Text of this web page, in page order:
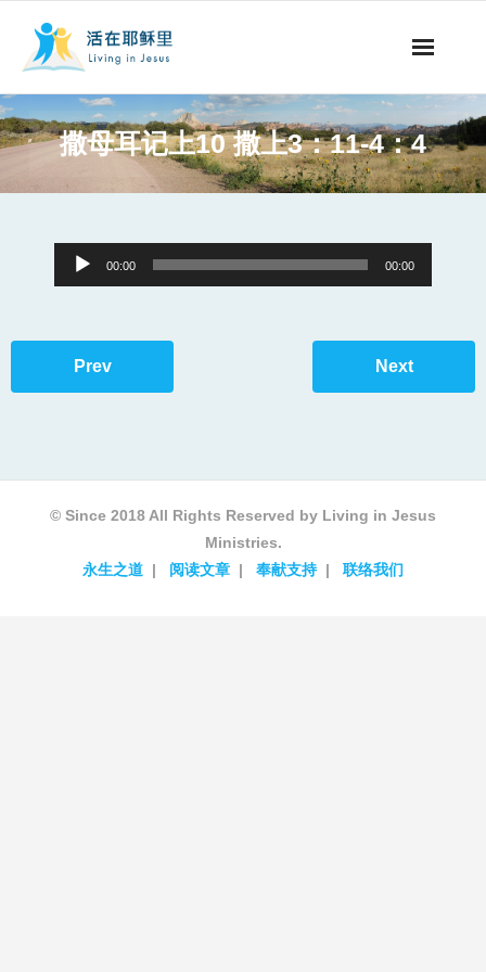
事工概要
永生之道
撒母耳记上10 撒上3：11-4：4
Audio
Player
00:00 00:00
Prev Next
© Since 2018 All Rights Reserved by Living in Jesus
Ministries.
永生之道
阅读文章 奉献支持 联络我们